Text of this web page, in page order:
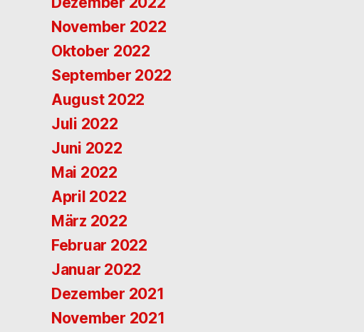
November 2022
Oktober 2022
September 2022
August 2022
Juli 2022
Juni 2022
Mai 2022
April 2022
März 2022
Februar 2022
Januar 2022
Dezember 2021
November 2021